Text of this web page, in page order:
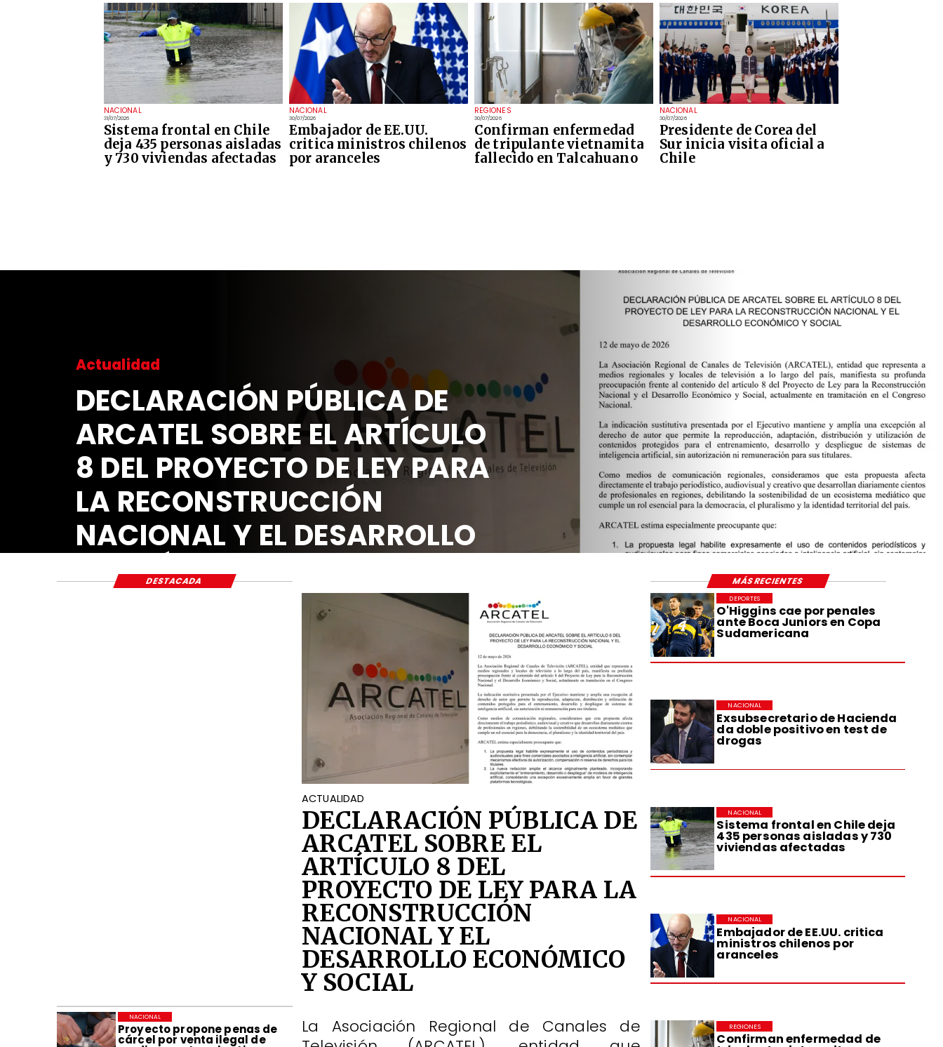
NACIONAL
31/07/2026
Sistema frontal en Chile
deja 435 personas aisladas
y 730 viviendas afectadas
NACIONAL
30/07/2026
Embajador de EE.UU.
critica ministros chilenos
por aranceles
REGIONES
30/07/2026
Confirman enfermedad
de tripulante vietnamita
fallecido en Talcahuano
NACIONAL
30/07/2026
Presidente de Corea del
Sur inicia visita oficial a
Chile
Actualidad
DECLARACIÓN PÚBLICA DE
ARCATEL SOBRE EL ARTÍCULO
8 DEL PROYECTO DE LEY PARA
LA RECONSTRUCCIÓN
NACIONAL Y EL DESARROLLO
ECONÓMICO Y SOCIAL
O'Higgins cae por penales
ante Boca Juniors en Copa
Sudamericana
DEPORTES
Exsubsecretario de Hacienda
da doble positivo en test de
drogas
NACIONAL
Sistema frontal en Chile deja
435 personas aisladas y 730
viviendas afectadas
NACIONAL
Embajador de EE.UU. critica
ministros chilenos por
aranceles
NACIONAL
Confirman enfermedad de
REGIONES
Proyecto propone penas de
cárcel por venta ilegal de
NACIONAL
ACTUALIDAD
DECLARACIÓN PÚBLICA DE
ARCATEL SOBRE EL
ARTÍCULO 8 DEL
PROYECTO DE LEY PARA LA
RECONSTRUCCIÓN
NACIONAL Y EL
DESARROLLO ECONÓMICO
Y SOCIAL
La Asociación Regional de Canales de
DESTACADA MÁS RECIENTES